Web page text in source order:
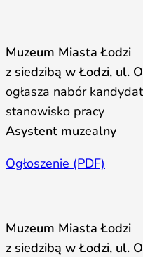
Muzeum Miasta Łodzi
z siedzibą w Łodzi, ul.
ogłasza nabór
stanowisko pracy
Asystent muzealny
Ogłoszenie (PDF)
Muzeum Miasta Łodzi
z siedzibą w Łodzi, ul.